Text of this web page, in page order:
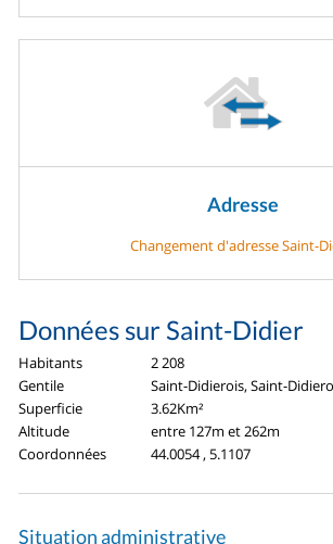
Adresse
Changement d'adresse Saint-
Données sur Saint-Didier
Habitants
2 208
Gentile
Saint-Didierois, Saint-
Superficie
3.62Km²
Altitude
entre 127m et 262m
Coordonnées
44.0054 , 5.1107
Situation administrative